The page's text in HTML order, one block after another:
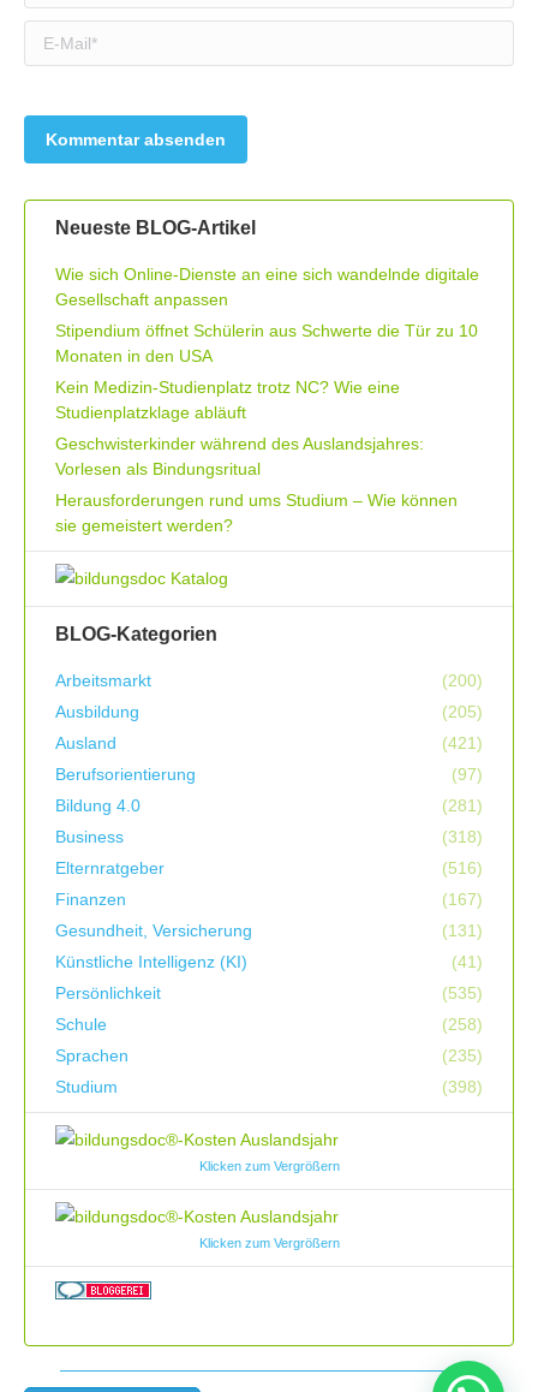
E-Mail *
Neueste BLOG-Artikel
Wie sich Online-Dienste an eine sich wandelnde digitale
Gesellschaft anpassen
Stipendium öffnet Schülerin aus Schwerte die Tür zu 10
Monaten in den USA
Kein Medizin-Studienplatz trotz NC? Wie eine
Studienplatzklage abläuft
Geschwisterkinder während des Auslandsjahres:
Vorlesen als Bindungsritual
Herausforderungen rund ums Studium – Wie können
sie gemeistert werden?
BLOG-Kategorien
Arbeitsmarkt
(200)
Ausbildung
(205)
Ausland
(421)
Berufsorientierung
(97)
Bildung 4.0
(281)
Business
(318)
Elternratgeber
(516)
Finanzen
(167)
Gesundheit, Versicherung
(131)
Künstliche Intelligenz (KI)
(41)
Persönlichkeit
(535)
Schule
(258)
Sprachen
(235)
Studium
(398)
Klicken zum Vergrößern
Klicken zum Vergrößern